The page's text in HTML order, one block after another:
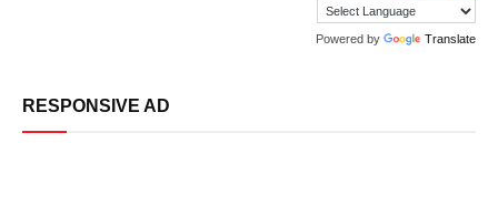
Powered by Translate
RESPONSIVE AD